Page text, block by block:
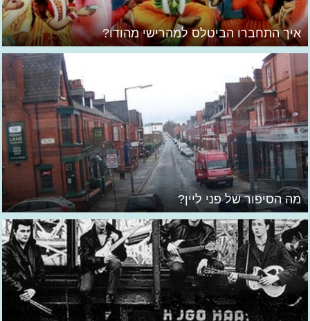
איך התחברו הביטלס למהרישי מהודו?
מה הסיפור של פני ליין?